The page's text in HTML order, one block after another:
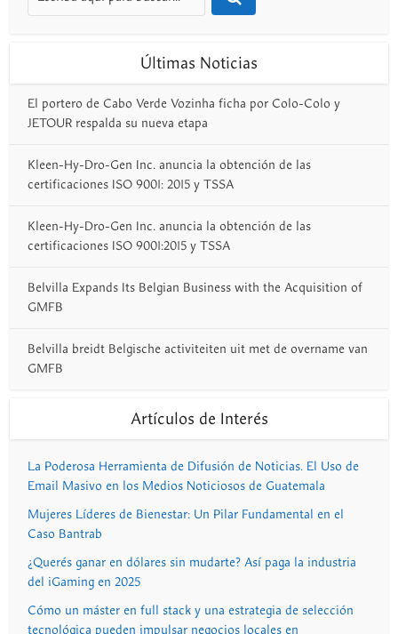
Últimas Noticias
El portero de Cabo Verde Vozinha ficha por Colo-Colo y
JETOUR respalda su nueva etapa
Kleen-Hy-Dro-Gen Inc. anuncia la obtención de las
certificaciones ISO 9001: 2015 y TSSA
Kleen-Hy-Dro-Gen Inc. anuncia la obtención de las
certificaciones ISO 9001:2015 y TSSA
Belvilla Expands Its Belgian Business with the Acquisition of
GMFB
Belvilla breidt Belgische activiteiten uit met de overname van
GMFB
Artículos de Interés
La Poderosa Herramienta de Difusión de Noticias. El Uso de
Email Masivo en los Medios Noticiosos de Guatemala
Mujeres Líderes de Bienestar: Un Pilar Fundamental en el
Caso Bantrab
¿Querés ganar en dólares sin mudarte? Así paga la industria
del iGaming en 2025
Cómo un máster en full stack y una estrategia de selección
tecnológica pueden impulsar negocios locales en